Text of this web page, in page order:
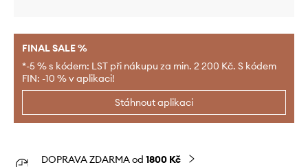
FINAL SALE %
*-5 % s kódem: LST při nákupu za min. 2 200 Kč. S kódem
FIN: -10 % v aplikaci!
Stáhnout aplikaci
DOPRAVA ZDARMA od 1800 Kč